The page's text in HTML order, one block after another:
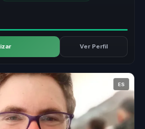
Ver Perfil
ES